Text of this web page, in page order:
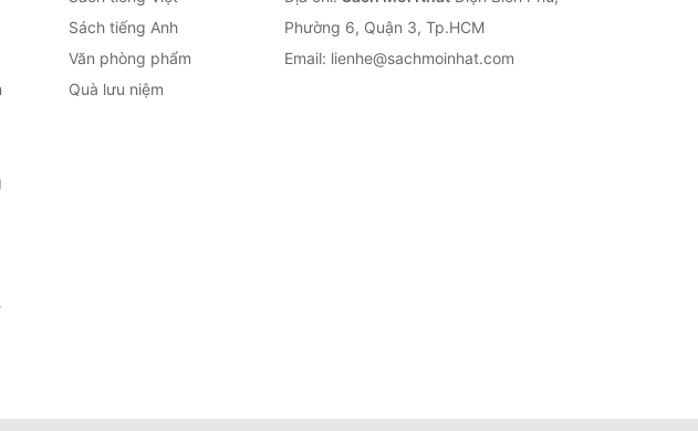
Sách tiếng Anh
Văn phòng phẩm
Quà lưu niệm
Phường 6, Quận 3, Tp.HCM
Email: lienhe@sachmoinhat.com